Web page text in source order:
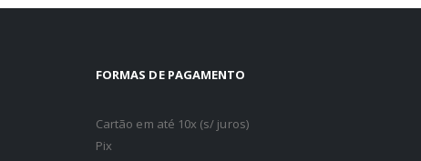
FORMAS DE PAGAMENTO
Cartão em até 10x (s/ juros)
Pix